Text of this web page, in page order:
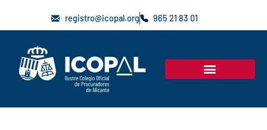
registro@icopal.org 965 21 83 01